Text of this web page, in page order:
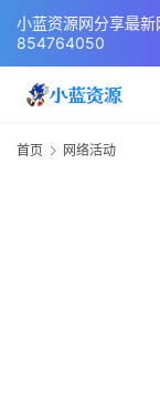
小蓝资源网分享最新
854764050
首页 网络活动